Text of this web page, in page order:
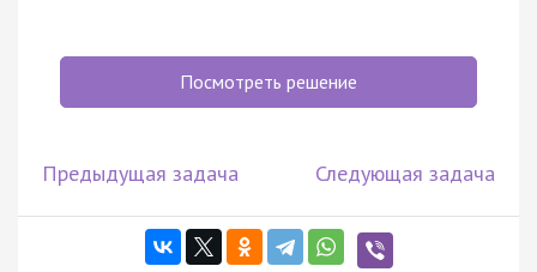
Посмотреть решение
Предыдущая задача Следующая задача